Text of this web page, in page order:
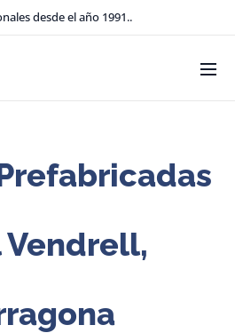
desde el año 1991..
Vendrell,